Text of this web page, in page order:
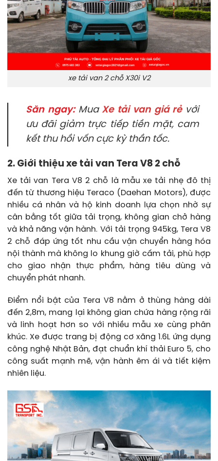
xe tải van 2 chỗ X30i V2
Săn ngay:Mua Xe tải van giá rẻvới
ưu đãi giảm trực tiếp tiền mặt, cam
kết thu hồi vốn cực kỳ thần tốc.
2. Giới thiệu xe tải van Tera V8 2 chỗ
Xe tải van Tera V8 2 chỗ là mẫu xe tải nhẹ đô thị
đến từ thương hiệu Teraco (Daehan Motors), được
nhiều cá nhân và hộ kinh doanh lựa chọn nhờ sự
cân bằng tốt giữa tải trọng, không gian chở hàng
và khả năng vận hành. Với tải trọng 945kg, Tera V8
2 chỗ đáp ứng tốt nhu cầu vận chuyển hàng hóa
nội thành mà không lo khung giờ cấm tải, phù hợp
cho giao nhận thực phẩm, hàng tiêu dùng và
chuyển phát nhanh.
Điểm nổi bật của Tera V8 nằm ở thùng hàng dài
đến 2,8m, mang lại không gian chứa hàng rộng rãi
và linh hoạt hơn so với nhiều mẫu xe cùng phân
khúc. Xe được trang bị động cơ xăng 1.6L ứng dụng
công nghệ Nhật Bản, đạt chuẩn khí thải Euro 5, cho
công suất mạnh mẽ, vận hành êm ái và tiết kiệm
nhiên liệu.